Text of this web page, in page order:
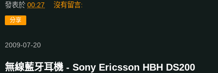
發表於 00:27 沒有留言:
分享
2009-07-20
無線藍牙耳機 - Sony Ericsson HBH DS200